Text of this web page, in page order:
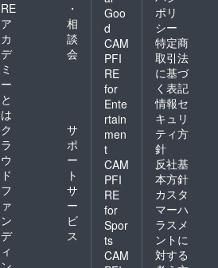
RE
ア
カ
デ
ミ
ー
と
は
・
相
談
会
ク
ラ
ウ
ド
フ
ァ
ン
デ
ィ
サ
ポ
ー
ト
サ
ー
ビ
ス
Goo
d
CAM
PFI
RE
for
Ente
rtain
men
t
CAM
PFI
RE
for
Spor
ts
CAM
ポリ
シー
特定商
取引法
に基づ
く表記
情報セ
キュリ
ティ方
針
反社基
本方針
カスタ
マーハ
ラスメ
ントに
対する